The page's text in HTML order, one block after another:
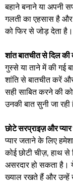
बहाने बनाने या अपनी
गलती का एहसास है
को फिर से जोड़ देता है।
शांत बातचीत से दिल
गुस्से या ताने में की गई
शांति से बातचीत करें
सही साबित करने की
उनकी बात सुनी जा
छोटे सरप्राइज़ और
प्यार जताने के लिए
कोई छोटी चीज़, हाथ से
असरदार हो सकता है।
ख्याल रखते हैं और उन्हें